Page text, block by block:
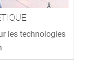
les technologies